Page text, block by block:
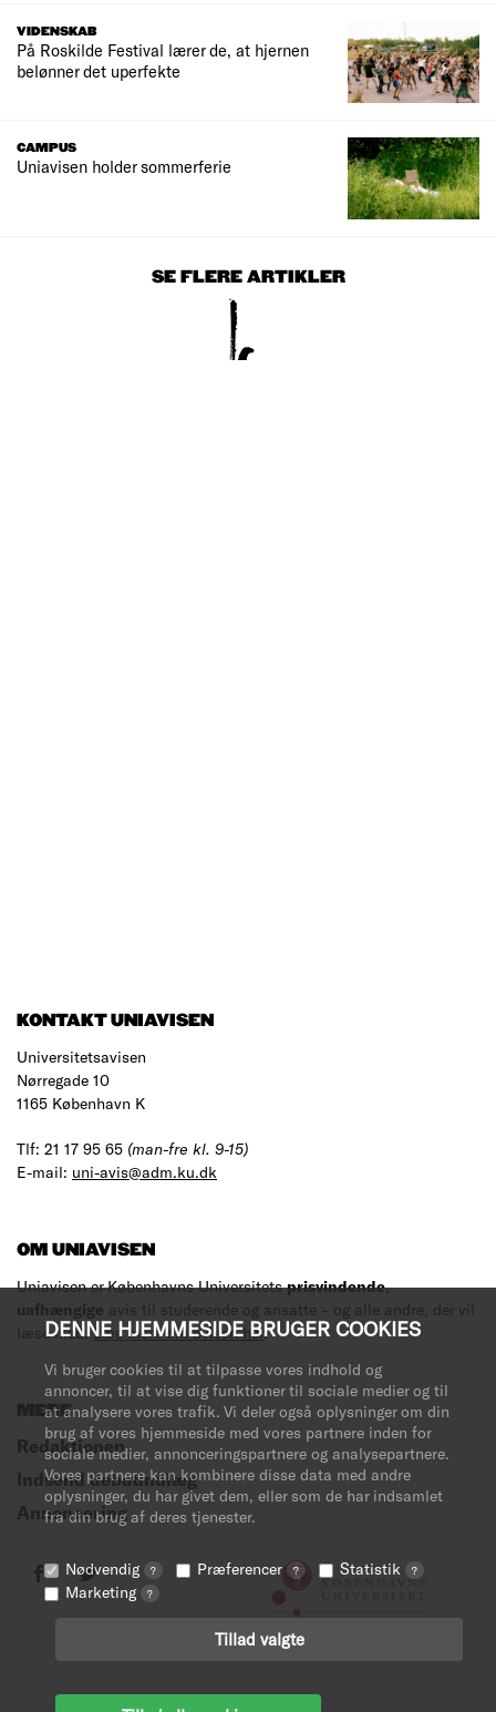
DENNE HJEMMESIDE BRUGER COOKIES
Vi bruger cookies til at tilpasse vores indhold og
annoncer, til at vise dig funktioner til sociale medier og til
at analysere vores trafik. Vi deler også oplysninger om din
brug af vores hjemmeside med vores partnere inden for
sociale medier, annonceringspartnere og analysepartnere.
Vores partnere kan kombinere disse data med andre
oplysninger, du har givet dem, eller som de har indsamlet
fra din brug af deres tjenester.
Nødvendig ? Præferencer ? Statistik ?
Marketing ?
Tillad valgte
VIDENSKAB
På Roskilde Festival lærer de, at hjernen
belønner det uperfekte
CAMPUS
Uniavisen holder sommerferie
SE FLERE ARTIKLER
KONTAKT UNIAVISEN
Universitetsavisen
Nørregade 10
1165 København K
Tlf: 21 17 95 65 (man-fre kl. 9-15)
E-mail: uni-avis@adm.ku.dk
OM UNIAVISEN
Uniavisen er Københavns Universitetsprisvindende,
uafhængige avis til studerende og ansatte – og alle andre, der vil
læse med.Læs mere om avisen her.
MERE
Redaktionen
Indsend debatindlæg
Annoncering